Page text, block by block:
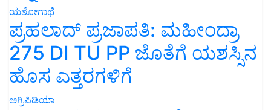
ಯಶೋಗಾಥೆ
ಪ್ರಹಲಾದ್ ಪ್ರಜಾಪತಿ: ಮಹೀಂದ್ರಾ
275 DI TU PP ಜೊತೆಗೆ ಯಶಸ್ಸಿನ
ಹೊಸ ಎತ್ತರಗಳಿಗೆ
ಅಗ್ರಿಪಿಡಿಯಾ